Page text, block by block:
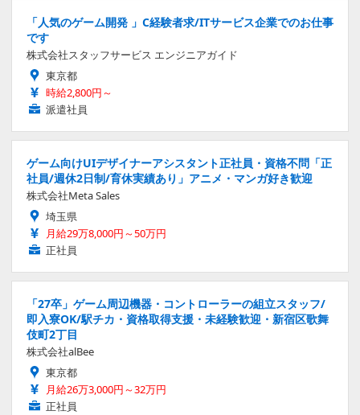
「人気のゲーム開発 」C経験者求/ITサービス企業でのお仕事
です
株式会社スタッフサービス エンジニアガイド
東京都
時給2,800円～
派遣社員
ゲーム向けUIデザイナーアシスタント正社員・資格不問「正
社員/週休2日制/育休実績あり」アニメ・マンガ好き歓迎
株式会社Meta Sales
埼玉県
月給29万8,000円～50万円
正社員
「27卒」ゲーム周辺機器・コントローラーの組立スタッフ/
即入寮OK/駅チカ・資格取得支援・未経験歓迎・新宿区歌舞
伎町2丁目
株式会社alBee
東京都
月給26万3,000円～32万円
正社員